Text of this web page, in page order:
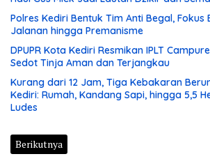
Polres Kediri Bentuk Tim Anti Begal,
Jalanan hingga Premanisme
DPUPR Kota Kediri Resmikan IPLT
Sedot Tinja Aman dan Terjangkau
Kurang dari 12 Jam, Tiga Kebakaran
Kediri: Rumah, Kandang Sapi, hingga 5,5
Ludes
Berikutnya